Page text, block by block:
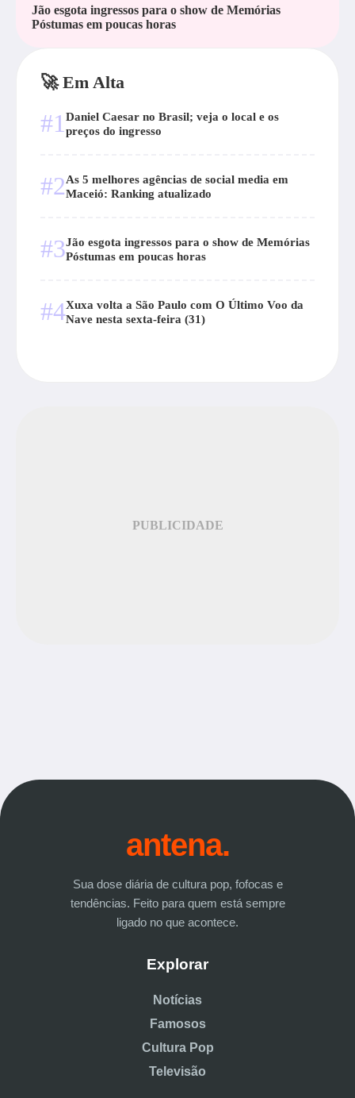
Jão esgota ingressos para o show de Memórias
Póstumas em poucas horas
🚀 Em Alta
#1 Daniel Caesar no Brasil; veja o local e os
preços do ingresso
#2As 5 melhores agências de social media em
Maceió: Ranking atualizado
#3Jão esgota ingressos para o show de Memórias
Póstumas em poucas horas
#4Xuxa volta a São Paulo com O Último Voo da
Nave nesta sexta-feira (31)
PUBLICIDADE
antena.
Sua dose diária de cultura pop, fofocas e
tendências. Feito para quem está sempre
ligado no que acontece.
Explorar
Notícias
Famosos
Cultura Pop
Televisão